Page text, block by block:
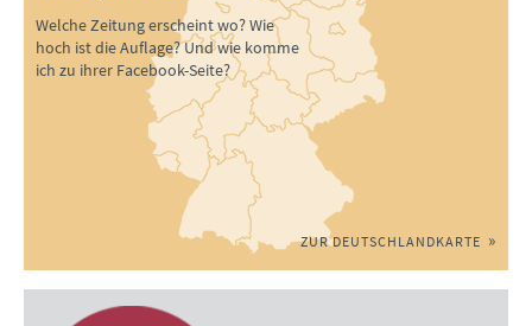
Welche Zeitung erscheint wo? Wie
hoch ist die Auflage? Und wie komme
ich zu ihrer Facebook-Seite?
ZUR DEUTSCHLANDKARTE